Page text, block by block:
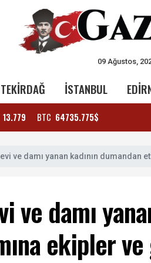
09 Ağustos,
TEKİRDAĞ İSTANBUL
13.779 BTC 64735.775$
ve damı yanan kadının dumandan
ve damı
ekipler